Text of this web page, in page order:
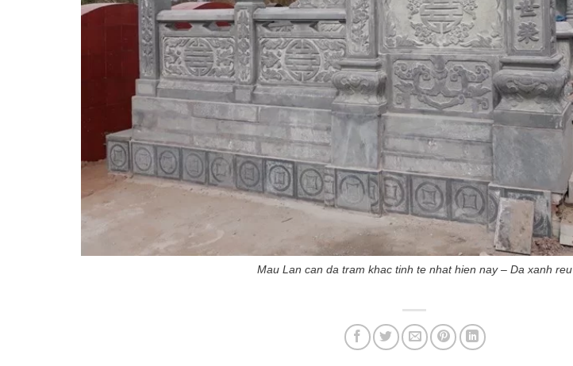
Mau Lan can da tram khac tinh te nhat hien nay – Da xanh reu